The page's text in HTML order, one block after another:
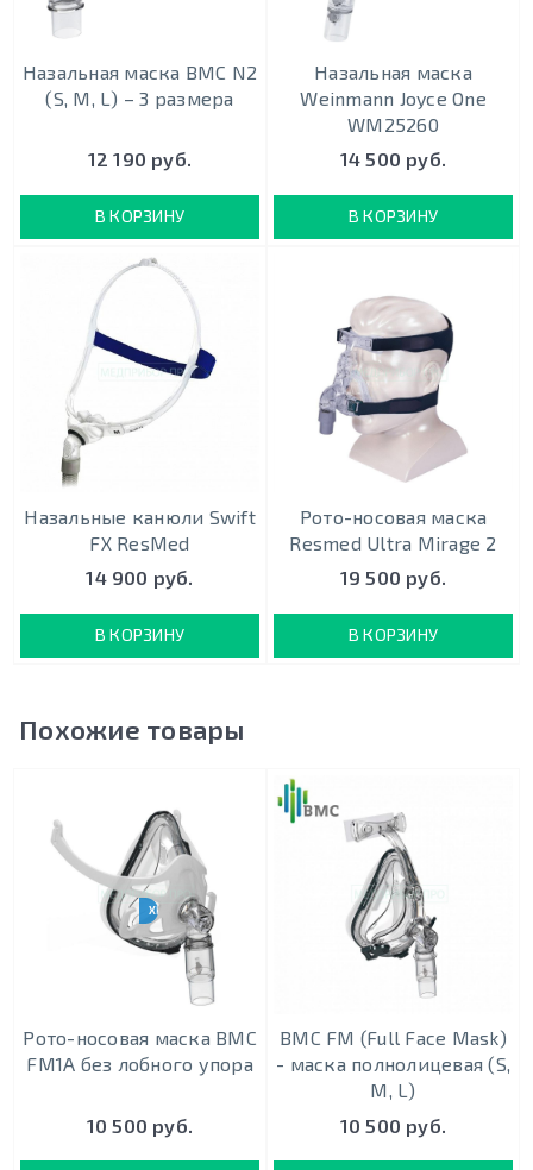
Назальная маска BMC N2
(S, M, L) – 3 размера
12 190 руб.
В КОРЗИНУ
Назальная маска
Weinmann Joyce One
WM25260
14 500 руб.
В КОРЗИНУ
Назальные канюли Swift
FX ResMed
14 900 руб.
В КОРЗИНУ
Рото-носовая маска
Resmed Ultra Mirage 2
19 500 руб.
В КОРЗИНУ
Похожие товары
ХИТ ПРОДАЖ
Рото-носовая маска BMC
FM1A без лобного упора
10 500 руб.
BMC FM (Full Face Mask)
- маска полнолицевая (S,
M, L)
10 500 руб.